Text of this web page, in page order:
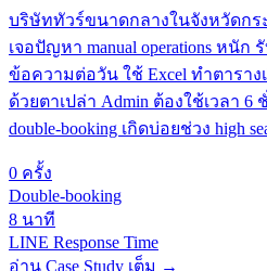
บริษัททัวร์ขนาดกลางในจังหวัดกร
เจอปัญหา manual operations หนัก
ข้อความต่อวัน ใช้ Excel ทำตาราง
ด้วยตาเปล่า Admin ต้องใช้เวลา 6
double-booking เกิดบ่อยช่วง high
0 ครั้ง
Double-booking
8 นาที
LINE Response Time
อ่าน Case Study เต็ม →